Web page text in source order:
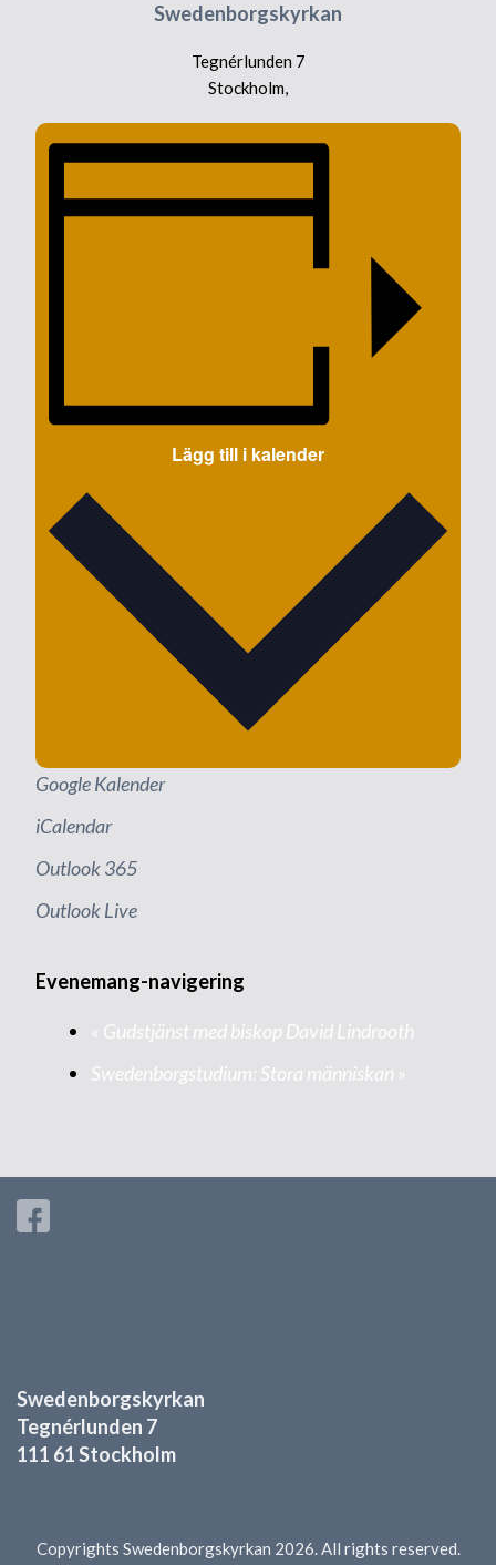
Swedenborgskyrkan
Tegnérlunden 7
Stockholm,
Lägg till i kalender
Google Kalender
iCalendar
Outlook 365
Outlook Live
Evenemang-navigering
« Gudstjänst med biskop David Lindrooth
Swedenborgstudium: Stora människan »
Swedenborgskyrkan
Tegnérlunden 7
111 61 Stockholm
Copyrights Swedenborgskyrkan 2026. All rights reserved.